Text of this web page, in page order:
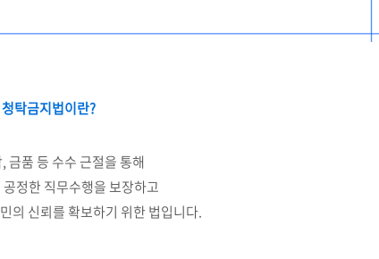
청탁금지법이란?
금품 등 수수 근절을 통해
정한 직무수행을 보장하고
의 신뢰를 확보하기 위한 법입니다.